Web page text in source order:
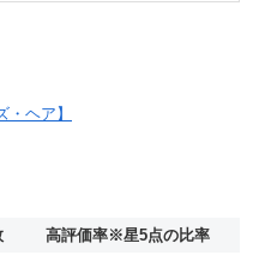
ヘア】
高評価率※星5点の比率